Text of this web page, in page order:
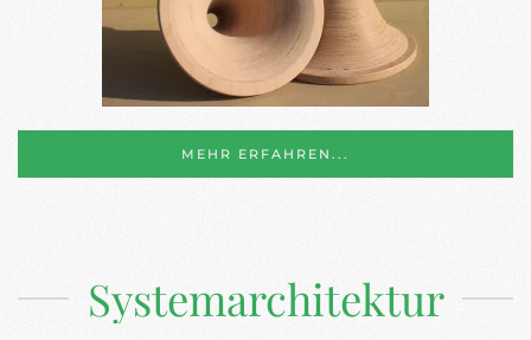
MEHR ERFAHREN...
Systemarchitektur